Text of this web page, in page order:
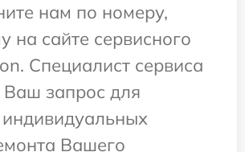
нам по номеру,
на сайте сервисного
Специалист сервиса
Ваш запрос для
Вашего